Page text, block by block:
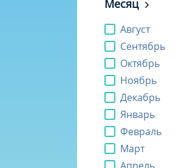
Месяц
Август
Сентябрь
Октябрь
Ноябрь
Декабрь
Январь
Февраль
Март